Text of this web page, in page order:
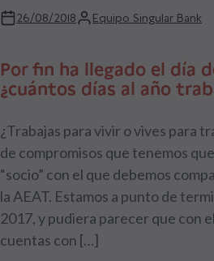
26/08/2018 Equipo Singular Bank
Por fin ha llegado el día
¿cuántos días al año
¿Trabajas para vivir o vives para
de compromisos que tenemos
“socio” con el que debemos
la AEAT. Estamos a punto de
2017, y pudiera parecer que con
cuentas con […]